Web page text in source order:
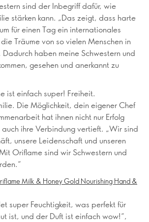
sind der Inbegriff dafür, wie
stärken kann. „Das zeigt, dass harte
für einen Tag ein internationales
Träume von so vielen Menschen in
haben meine Schwestern und
gesehen und anerkannt zu
ist einfach super! Freiheit.
Die Möglichkeit, dein eigener Chef
hat ihnen nicht nur Erfolg
ihre Verbindung vertieft. „Wir sind
unsere Leidenschaft und unseren
Oriflame sind wir Schwestern und
Milk & Honey Gold Nourishing Hand &
super Feuchtigkeit, was perfekt für
ist, und der Duft ist einfach wow!“,